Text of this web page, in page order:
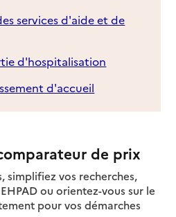
n° 120005244
domicile (aide)
services d'aide et de
d'hospitalisation
d'accueil
de prix
simplifiez vos recherches,
ou orientez-vous sur le
pour vos démarches